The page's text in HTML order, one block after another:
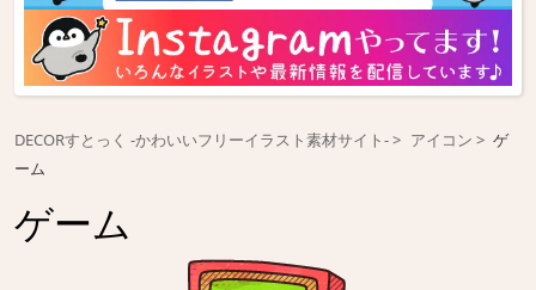
DECORすとっく -かわいいフリーイラスト素材サイト- アイコン
ゲ
ーム
ゲーム